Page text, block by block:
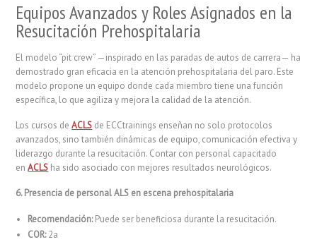
Equipos Avanzados y Roles Asignados en la
Resucitación Prehospitalaria
El modelo “pit crew” —inspirado en las paradas de autos de carrera— ha
demostrado gran eficacia en la atención prehospitalaria del paro. Este
modelo propone un equipo donde cada miembro tiene una función
específica, lo que agiliza y mejora la calidad de la atención.
Los cursos deACLS de ECCtrainings enseñan no solo protocolos
avanzados, sino también dinámicas de equipo, comunicación efectiva y
liderazgo durante la resucitación. Contar con personal capacitado
enACLS ha sido asociado con mejores resultados neurológicos.
6. Presencia de personal ALS en escena prehospitalaria
Recomendación:Puede ser beneficiosa durante la resucitación.
COR:2a